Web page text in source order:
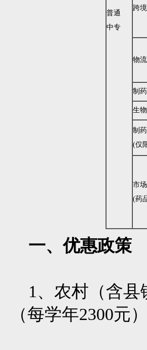
普通
中专
跨
物
制
生
制
(仅
市
(药
一、优惠政策
1、农村（含县
（每学年2300元）